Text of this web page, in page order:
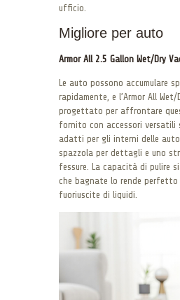
ufficio.
Migliore per auto
Armor All 2.5 Gallon Wet/Dry
Le auto possono accumulare
rapidamente, e l’Armor All Wet/
progettato per affrontare
fornito con accessori versatili
adatti per gli interni delle
spazzola per dettagli e uno
fessure. La capacità di pulire
che bagnate lo rende perfetto
fuoriuscite di liquidi.